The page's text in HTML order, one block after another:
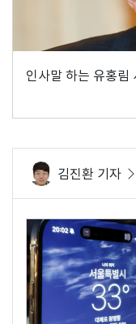
인사말 하는 유홍림
김진환 기자